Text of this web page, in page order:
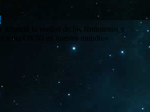
difundir la verdad de los fenómenos y
tema OVNI en nuestro mundo.»